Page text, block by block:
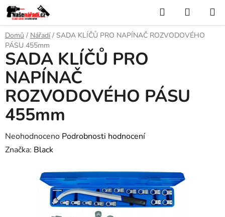
Přejít
na
obsah
Hledat
KOŠÍK
Domů / Nářadí / SADA KLÍČŮ PRO NAPÍNAČ ROZVODOVÉHO
PÁSU 455mm
SADA KLÍČŮ PRO
NAPÍNAČ
ROZVODOVÉHO PÁSU
455mm
Průměrné
hodnocení
Neohodnoceno Podrobnosti hodnocení
Značka: Black